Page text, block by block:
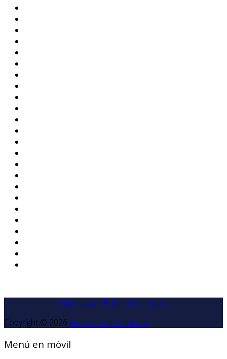
Aviso legal|Política de cookies
Copyright © 2026